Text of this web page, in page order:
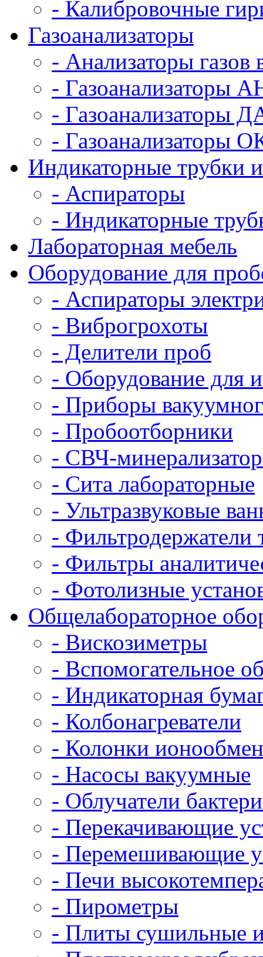
- Калибровочные
Газоанализаторы
- Анализаторы газов
- Газоанализаторы
- Газоанализаторы
- Газоанализаторы
Индикаторные трубки
- Аспираторы
- Индикаторные
Лабораторная мебель
Оборудование для
- Аспираторы
- Виброгрохоты
- Делители проб
- Оборудование для
- Приборы
- Пробоотборники
- СВЧ-
- Сита лабораторные
- Ультразвуковые
- Фильтродержатели
- Фильтры
- Фотолизные
Общелабораторное
- Вискозиметры
- Вспомогательное
- Индикаторная
- Колбонагреватели
- Колонки
- Насосы вакуумные
- Облучатели
- Перекачивающие
- Перемешивающие
- Печи
- Пирометры
- Плиты сушильные